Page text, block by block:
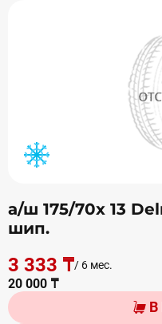
а/ш 175/70х 13
шип.
3 333 ₸/ 6 мес.
20 000 ₸
В